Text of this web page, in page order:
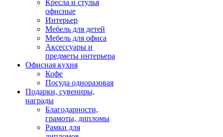
Кресла и стулья
офисные
Интерьер
Мебель для детей
Мебель для офиса
Аксессуары и
предметы интерьера
Офисная кухня
Кофе
Посуда одноразовая
Подарки, сувениры,
награды
Благодарности,
грамоты, дипломы
Рамки для